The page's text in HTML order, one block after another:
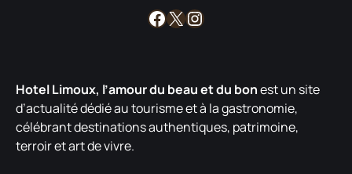
Facebook
X Instagram
Hotel Limoux, l’amour du beau et du bonest un site
d’actualité dédié au tourisme et à la gastronomie,
célébrant destinations authentiques, patrimoine,
terroir et art de vivre.